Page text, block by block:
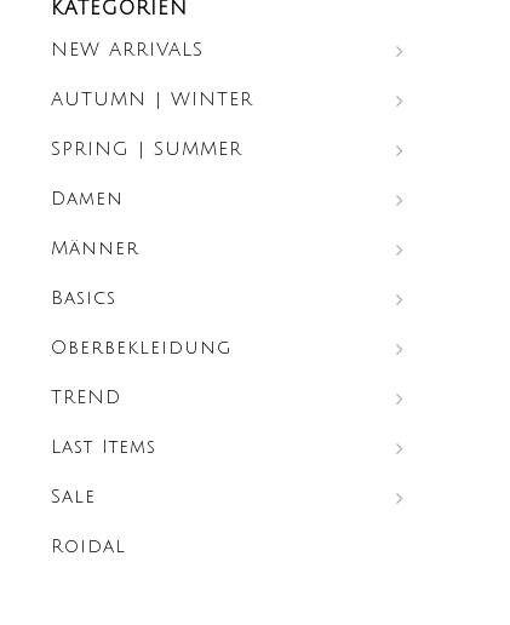
KATEGORIEN
NEW ARRIVALS
AUTUMN | WINTER
SPRING | SUMMER
Damen
Männer
Basics
Oberbekleidung
TREND
Last Items
Sale
Roidal